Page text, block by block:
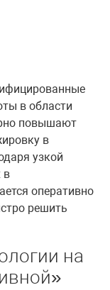
в области
повышают
в
узкой
в
оперативно
решить
на